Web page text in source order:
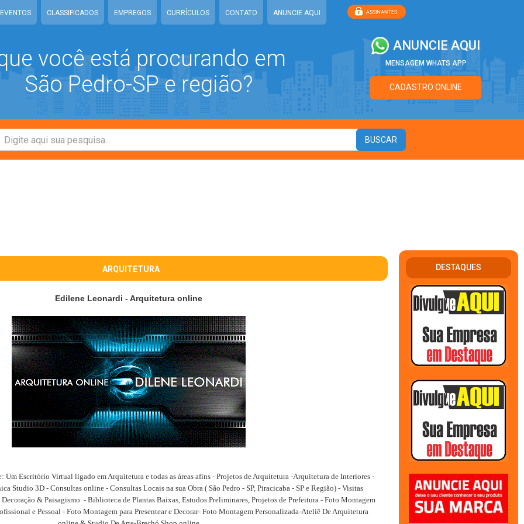
EVENTOS CLASSIFICADOS EMPREGOS CURRÍCULOS CONTATO ANUNCIE AQUI
você está procurando em
São Pedro-SP e região?
ANUNCIE AQUI
MENSAGEM WHATS APP
CADASTRO ONLINE
ARQUITETURA
Edilene Leonardi - Arquitetura online
Escritório Virtual ligado em Arquitetura e todas as áreas afins - Projetos de Arquitetura -Arquitetura de Interiores -
Studio 3D - Consultas online - Consultas Locais na sua Obra ( São Pedro - SP, Piracicaba - SP e Região) - Visitas
& Paisagismo - Biblioteca de Plantas Baixas, Estudos Preliminares, Projetos de Prefeitura - Foto Montagem
e Pessoal - Foto Montagem para Presentear e Decorar- Foto Montagem Personalizada-Ateliê De Arquitetura
DESTAQUES